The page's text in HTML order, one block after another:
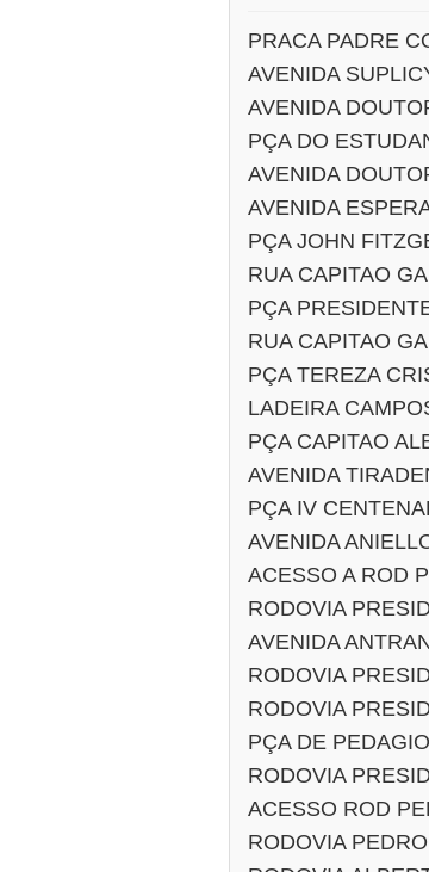
PRACA PADRE
AVENIDA
AVENIDA
PÇA DO
AVENIDA
AVENIDA
PÇA JOHN
RUA CAPITAO
PÇA
RUA CAPITAO
PÇA TEREZA
LADEIRA
PÇA CAPITAO
AVENIDA
PÇA IV
AVENIDA
ACESSO A ROD
RODOVIA
AVENIDA
RODOVIA
RODOVIA
PÇA DE
RODOVIA
ACESSO ROD
RODOVIA